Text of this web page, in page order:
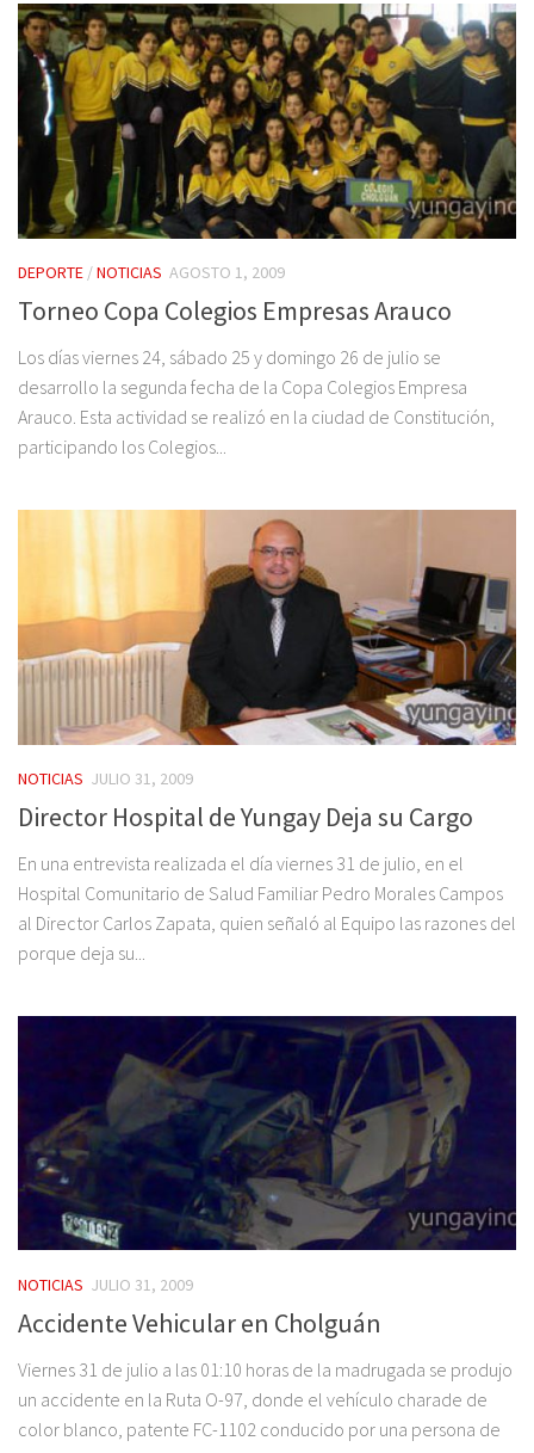
DEPORTE /NOTICIAS AGOSTO 1, 2009
Torneo Copa Colegios Empresas Arauco
Los días viernes 24, sábado 25 y domingo 26 de julio se
desarrollo la segunda fecha de la Copa Colegios Empresa
Arauco. Esta actividad se realizó en la ciudad de Constitución,
participando los Colegios...
NOTICIAS JULIO 31, 2009
Director Hospital de Yungay Deja su Cargo
En una entrevista realizada el día viernes 31 de julio, en el
Hospital Comunitario de Salud Familiar Pedro Morales Campos
al Director Carlos Zapata, quien señaló al Equipo las razones del
porque deja su...
NOTICIAS JULIO 31, 2009
Accidente Vehicular en Cholguán
Viernes 31 de julio a las 01:10 horas de la madrugada se produjo
un accidente en la Ruta O-97, donde el vehículo charade de
color blanco, patente FC-1102 conducido por una persona de